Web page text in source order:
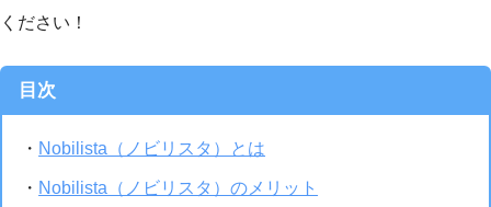
ください！
目次
・ Nobilista（ノビリスタ）とは
・ Nobilista（ノビリスタ）のメリット